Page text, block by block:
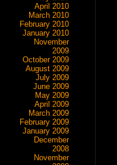
April 2010
March 2010
February 2010
January 2010
November
2009
October 2009
August 2009
July 2009
June 2009
May 2009
April 2009
March 2009
February 2009
January 2009
December
2008
November